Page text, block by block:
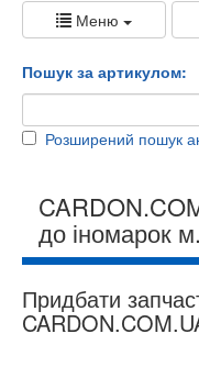
Меню
Пошук за артикулом:
Розширений пошук
до іномарок
Придбати